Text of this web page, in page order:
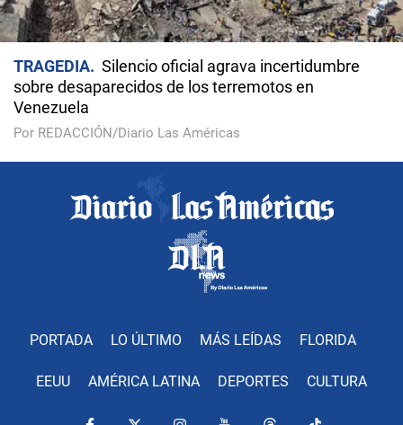
TRAGEDIA
Silencio oficial agrava incertidumbre
sobre desaparecidos de los terremotos en
Venezuela
Por REDACCIÓN/Diario Las Américas
PORTADA LO ÚLTIMO MÁS LEÍDAS FLORIDA
EEUU AMÉRICA LATINA DEPORTES CULTURA